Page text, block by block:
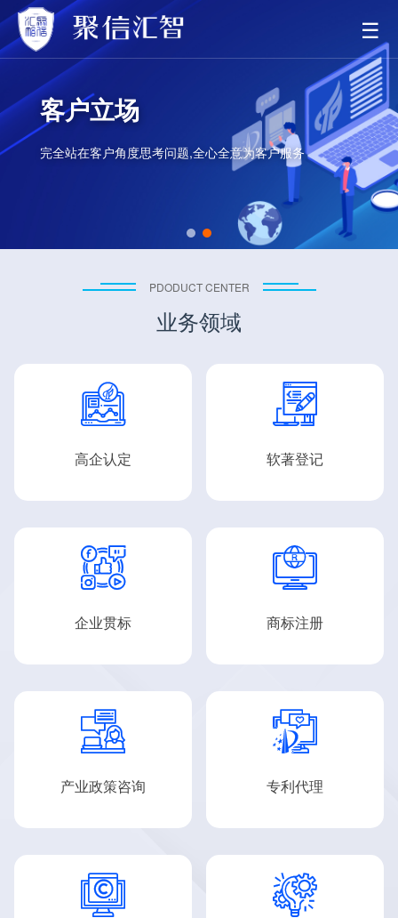
☰
客户立场
完全站在客户角度思考问题,全心全意为客户服务
PDODUCT CENTER
业务领域

高企认定

软著登记

企业贯标

商标注册

产业政策咨询

专利代理
 